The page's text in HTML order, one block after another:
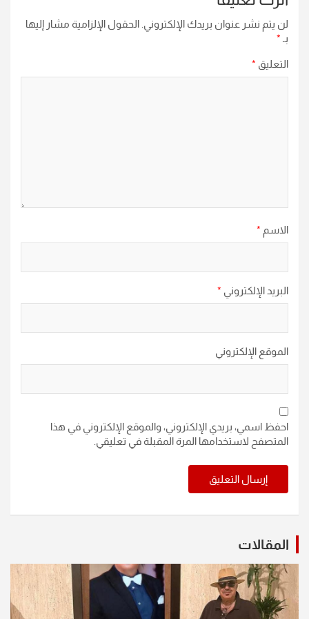
لن يتم نشر عنوان بريدك الإلكتروني. الحقول الإلزامية مشار إليها
بـ *
التعليق *
الاسم *
البريد الإلكتروني *
الموقع الإلكتروني
احفظ اسمي، بريدي الإلكتروني، والموقع الإلكتروني في هذا
المتصفح لاستخدامها المرة المقبلة في تعليقي.
المقالات